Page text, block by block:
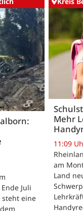
Juli
eine
Mehr
11:09
am
Land